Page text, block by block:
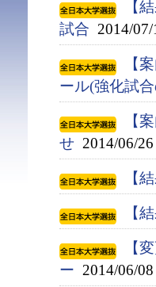
【
試合 2014/07/
【
ール(強化試
【
せ 2014/06/26
【
【
【
ー 2014/06/08